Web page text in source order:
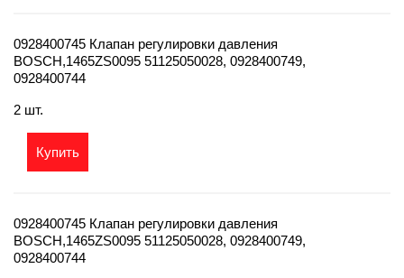
0928400745 Клапан регулировки давления
BOSCH,1465ZS0095 51125050028, 0928400749,
0928400744
2 шт.
Купить
0928400745 Клапан регулировки давления
BOSCH,1465ZS0095 51125050028, 0928400749,
0928400744